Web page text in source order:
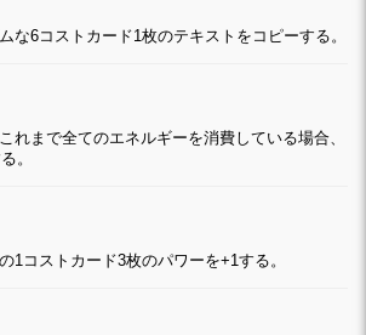
な6コストカード1枚のテキストをコピーする。
れまで全てのエネルギーを消費している場合、
。
1コストカード3枚のパワーを+1する。